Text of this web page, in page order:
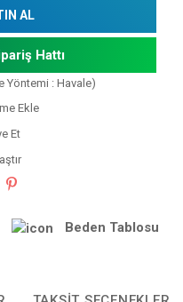
AL
Hattı
Yöntemi : Havale)
Et
Beden Tablosu